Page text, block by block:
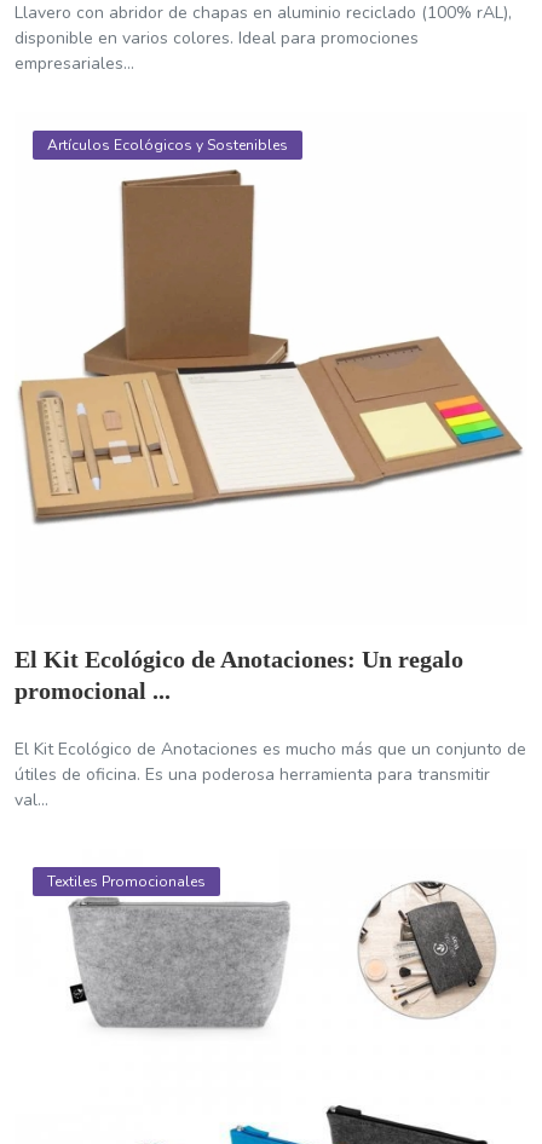
Llavero con abridor de chapas en aluminio reciclado (100% rAL),
disponible en varios colores. Ideal para promociones
empresariales...
Artículos Ecológicos y Sostenibles
El Kit Ecológico de Anotaciones: Un regalo
promocional ...
El Kit Ecológico de Anotaciones es mucho más que un conjunto de
útiles de oficina. Es una poderosa herramienta para transmitir
val...
Textiles Promocionales